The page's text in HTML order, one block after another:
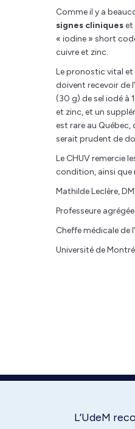
Comme il y a
signes cliniqueset
« iodine » short
cuivre et zinc.
Le pronostic vital et
doivent recevoir de
(30 g) de sel iodé à
et zinc, et un
est rare au Québec,
serait prudent de
Le CHUV remercie
condition, ainsi que
Mathilde Leclère,
Professeure
Cheffe médicale de
Université de
L’UdeM